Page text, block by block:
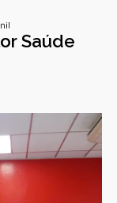
branco valor saude
Saúde